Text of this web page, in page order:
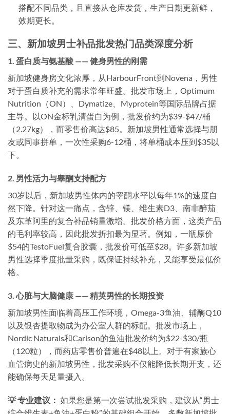
搭配不同品类，且直接从仓库发货，生产日期更新鲜，
效期更长。
三、新加坡男士补品批发热门品类深度分析
1. 蛋白质与氨基酸 —— 健身男性的刚需
新加坡健身房文化浓厚，从HarbourFront到Novena，男性
对于蛋白质补充的需求常年旺盛。批发市场上，Optimum
Nutrition（ON）、Dymatize、Myprotein等国际品牌占据
主导。以ON金标乳清蛋白为例，批发价约为$39-$47/桶
（2.27kg），而零售价高达$85。新加坡男性通常选择与朋
友或同事拼单，一次性采购6-12桶，将单桶成本压到$35以
下。
2. 男性活力与睾酮支持配方
30岁以后，新加坡男性体内的睾酮水平以每年1%的速度自
然下降。针对这一痛点，含锌、镁、维生素D3、南非醉茄
及东革阿里的复合补品销量激增。批发价格方面，这类产品
的毛利率较高，因此批发折扣最为显著。例如，一瓶原价
$54的TestoFuel复合胶囊，批发价可低至$28。许多新加坡
男性选择季度批量采购，既保证持续补充，又能享受最低价
格。
3. 心脏与大脑健康 —— 精英男性的长期投资
新加坡男性面临着高压工作环境，Omega-3鱼油、辅酶Q10
以及银杏提取物成为办公室人群的标配。批发市场上，
Nordic Naturals和Carlson的鱼油批发价约为$22-$30/瓶
（120粒），而药店零售价普遍在$48以上。对于有家族心
血管病史的新加坡男性，批发采购不仅能降低长期开支，还
能确保每天足量摄入。
💡 专业建议： 如果您是第一次尝试批发采购，建议从“男士